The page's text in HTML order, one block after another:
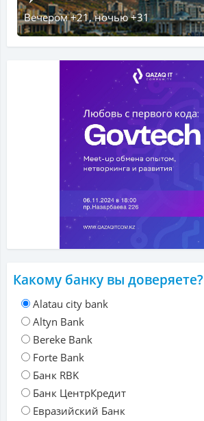
Вечером +21, ночью +31
Какому банку вы доверяете?
Alatau city bank
Altyn Bank
Bereke Bank
Forte Bank
Банк RBK
Банк ЦентрКредит
Евразийский Банк